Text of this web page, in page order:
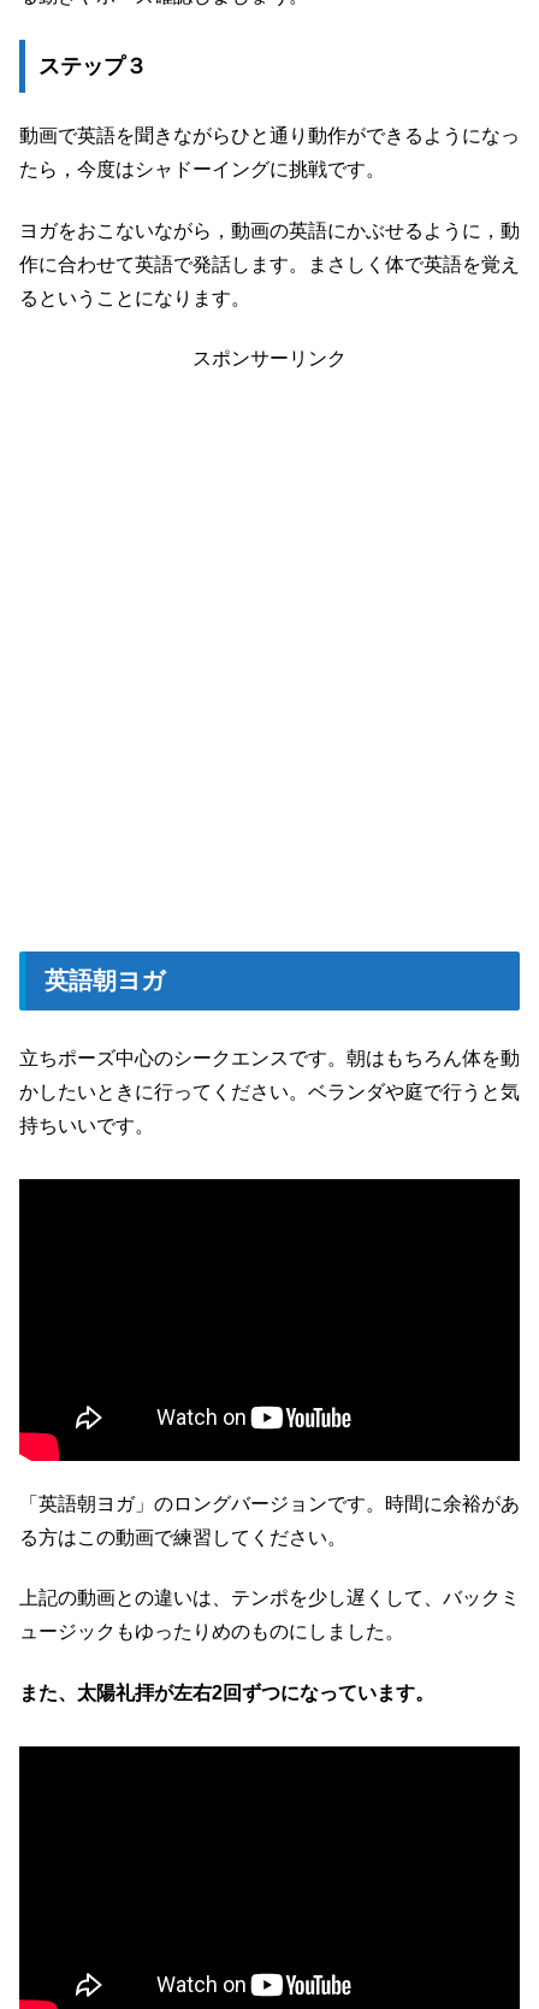
ステップ３
動画で英語を聞きながらひと通り動作ができるようになっ
たら，今度はシャドーイングに挑戦です。
ヨガをおこないながら，動画の英語にかぶせるように，動
作に合わせて英語で発話します。まさしく体で英語を覚え
るということになります。
スポンサーリンク
英語朝ヨガ
立ちポーズ中心のシークエンスです。朝はもちろん体を動
かしたいときに行ってください。ベランダや庭で行うと気
持ちいいです。
「英語朝ヨガ」のロングバージョンです。時間に余裕があ
る方はこの動画で練習してください。
上記の動画との違いは、テンポを少し遅くして、バックミ
ュージックもゆったりめのものにしました。
また、太陽礼拝が左右2回ずつになっています。